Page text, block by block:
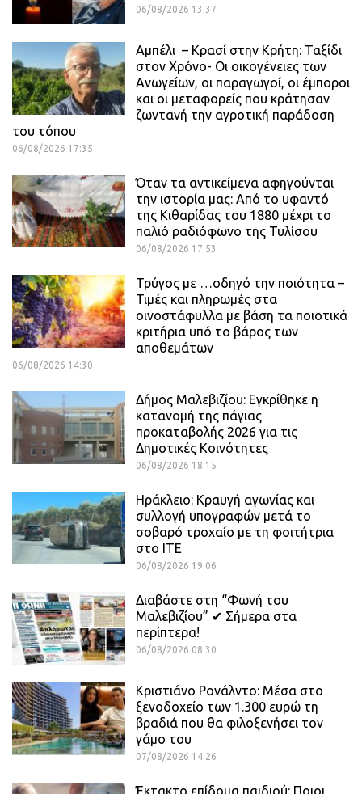
06/08/2026 13:37
Αμπέλι – Κρασί στην Κρήτη: Ταξίδι
στον Χρόνο- Οι οικογένειες των
Ανωγείων, οι παραγωγοί, οι έμποροι
και οι μεταφορείς που κράτησαν
ζωντανή την αγροτική παράδοση
του τόπου
06/08/2026 17:35
Όταν τα αντικείμενα αφηγούνται
την ιστορία μας: Από το υφαντό
της Κιθαρίδας του 1880 μέχρι το
παλιό ραδιόφωνο της Τυλίσου
06/08/2026 17:53
Τρύγος με …οδηγό την ποιότητα –
Τιμές και πληρωμές στα
οινοστάφυλλα με βάση τα ποιοτικά
κριτήρια υπό το βάρος των
αποθεμάτων
06/08/2026 14:30
Δήμος Μαλεβιζίου: Εγκρίθηκε η
κατανομή της πάγιας
προκαταβολής 2026 για τις
Δημοτικές Κοινότητες
06/08/2026 18:15
Ηράκλειο: Κραυγή αγωνίας και
συλλογή υπογραφών μετά το
σοβαρό τροχαίο με τη φοιτήτρια
στο ΙΤΕ
06/08/2026 19:06
Διαβάστε στη “Φωνή του
Μαλεβιζίου” ✔ Σήμερα στα
περίπτερα!
06/08/2026 08:30
Κριστιάνο Ρονάλντο: Μέσα στο
ξενοδοχείο των 1.300 ευρώ τη
βραδιά που θα φιλοξενήσει τον
γάμο του
07/08/2026 14:26
Έκτακτο επίδομα παιδιού: Ποιοι